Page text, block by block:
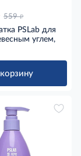
559 д
PSLab для
углем,